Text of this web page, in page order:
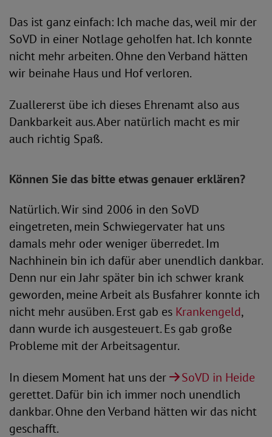
Das ist ganz einfach: Ich mache das, weil mir der
SoVD in einer Notlage geholfen hat. Ich konnte
nicht mehr arbeiten. Ohne den Verband hätten
wir beinahe Haus und Hof verloren.
Zuallererst übe ich dieses Ehrenamt also aus
Dankbarkeit aus. Aber natürlich macht es mir
auch richtig Spaß.
Können Sie das bitte etwas genauer erklären?
Natürlich. Wir sind 2006 in den SoVD
eingetreten, mein Schwiegervater hat uns
damals mehr oder weniger überredet. Im
Nachhinein bin ich dafür aber unendlich dankbar.
Denn nur ein Jahr später bin ich schwer krank
geworden, meine Arbeit als Busfahrer konnte ich
nicht mehr ausüben. Erst gab es Krankengeld,
dann wurde ich ausgesteuert. Es gab große
Probleme mit der Arbeitsagentur.
In diesem Moment hat uns der
SoVD in Heide
gerettet. Dafür bin ich immer noch unendlich
dankbar. Ohne den Verband hätten wir das nicht
geschafft.